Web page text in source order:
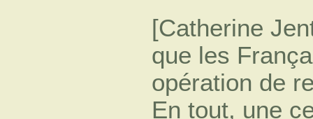
[Catherine
que les
opération de
En tout, une